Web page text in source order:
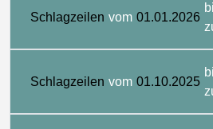
Schlagzeilen vom 01.01.2026
Schlagzeilen vom 01.10.2025